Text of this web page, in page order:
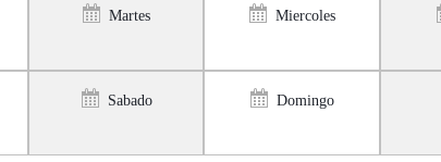
Martes Miercoles
Sabado Domingo